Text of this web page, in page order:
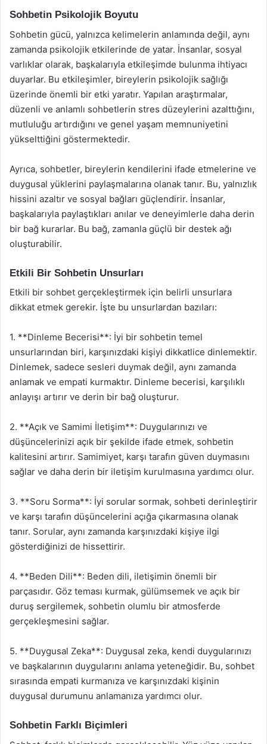
Sohbetin Psikolojik Boyutu
Sohbetin gücü, yalnızca kelimelerin anlamında değil, aynı
zamanda psikolojik etkilerinde de yatar. İnsanlar, sosyal
varlıklar olarak, başkalarıyla etkileşimde bulunma ihtiyacı
duyarlar. Bu etkileşimler, bireylerin psikolojik sağlığı
üzerinde önemli bir etki yaratır. Yapılan araştırmalar,
düzenli ve anlamlı sohbetlerin stres düzeylerini azalttığını,
mutluluğu artırdığını ve genel yaşam memnuniyetini
yükselttiğini göstermektedir.
Ayrıca, sohbetler, bireylerin kendilerini ifade etmelerine ve
duygusal yüklerini paylaşmalarına olanak tanır. Bu, yalnızlık
hissini azaltır ve sosyal bağları güçlendirir. İnsanlar,
başkalarıyla paylaştıkları anılar ve deneyimlerle daha derin
bir bağ kurarlar. Bu bağ, zamanla güçlü bir destek ağı
oluşturabilir.
Etkili Bir Sohbetin Unsurları
Etkili bir sohbet gerçekleştirmek için belirli unsurlara
dikkat etmek gerekir. İşte bu unsurlardan bazıları:
1. **Dinleme Becerisi**: İyi bir sohbetin temel
unsurlarından biri, karşınızdaki kişiyi dikkatlice dinlemektir.
Dinlemek, sadece sesleri duymak değil, aynı zamanda
anlamak ve empati kurmaktır. Dinleme becerisi, karşılıklı
anlayışı artırır ve derin bir bağ oluşturur.
2. **Açık ve Samimi İletişim**: Duygularınızı ve
düşüncelerinizi açık bir şekilde ifade etmek, sohbetin
kalitesini artırır. Samimiyet, karşı tarafın güven duymasını
sağlar ve daha derin bir iletişim kurulmasına yardımcı olur.
3. **Soru Sorma**: İyi sorular sormak, sohbeti derinleştirir
ve karşı tarafın düşüncelerini açığa çıkarmasına olanak
tanır. Sorular, aynı zamanda karşınızdaki kişiye ilgi
gösterdiğinizi de hissettirir.
4. **Beden Dili**: Beden dili, iletişimin önemli bir
parçasıdır. Göz teması kurmak, gülümsemek ve açık bir
duruş sergilemek, sohbetin olumlu bir atmosferde
gerçekleşmesini sağlar.
5. **Duygusal Zeka**: Duygusal zeka, kendi duygularınızı
ve başkalarının duygularını anlama yeteneğidir. Bu, sohbet
sırasında empati kurmanıza ve karşınızdaki kişinin
duygusal durumunu anlamanıza yardımcı olur.
Sohbetin Farklı Biçimleri